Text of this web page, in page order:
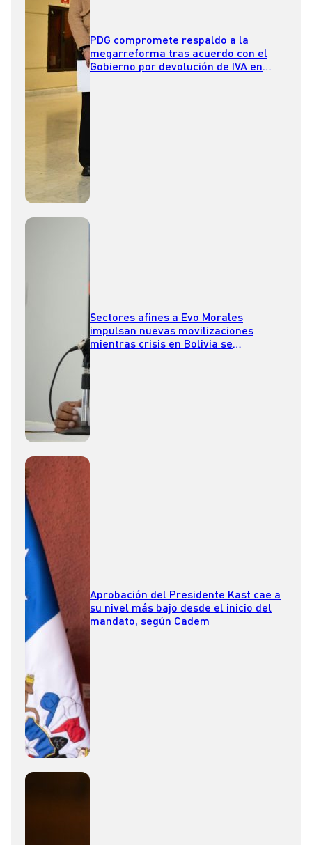
PDG compromete respaldo a la
megarreforma tras acuerdo con el
Gobierno por devolución de IVA en
Sectores afines a Evo Morales
impulsan nuevas movilizaciones
mientras crisis en Bolivia se
Aprobación del Presidente Kast cae a
su nivel más bajo desde el inicio del
mandato, según Cadem